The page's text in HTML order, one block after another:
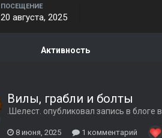
ПОСЕЩЕНИЕ
20 августа, 2025
Активность
Вилы, грабли и болты
.Шелест. опубликовал запись в блоге в
8 июня, 2025 1 комментарий